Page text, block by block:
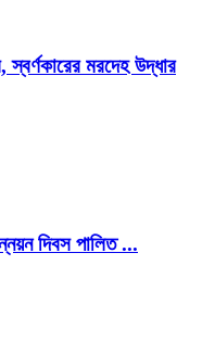
মরদেহ উদ্ধার
দিবস পালিত ...